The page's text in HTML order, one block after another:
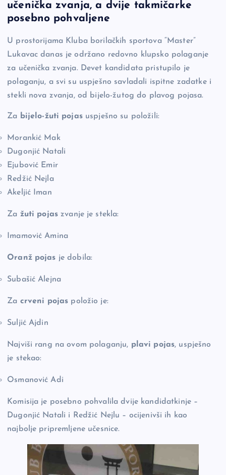
e
o
o
k
y
n
k
n
er
e
učenička zvanja, a dvije takmičarke
posebno pohvaljene
U prostorijama Kluba borilačkih sportova “Master”
Lukavac danas je održano redovno klupsko polaganje
za učenička zvanja. Devet kandidata pristupilo je
polaganju, a svi su uspješno savladali ispitne zadatke i
stekli nova zvanja, od bijelo-žutog do plavog pojasa.
Za bijelo-žuti pojasuspješno su položili:
Morankić Mak
Dugonjić Natali
Ejubović Emir
Redžić Nejla
Akeljić Iman
Za žuti pojaszvanje je stekla:
Imamović Amina
Oranž pojas je dobila:
Subašić Alejna
Za crveni pojas položio je:
Suljić Ajdin
Najviši rang na ovom polaganju, plavi pojas, uspješno
je stekao:
Osmanović Adi
Komisija je posebno pohvalila dvije kandidatkinje –
Dugonjić Natali i Redžić Nejlu – ocijenivši ih kao
najbolje pripremljene učesnice.